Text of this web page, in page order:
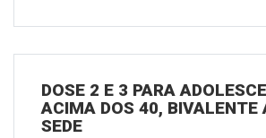
DOSE 2 E 3 PARA
ACIMA DOS 40,
SEDE